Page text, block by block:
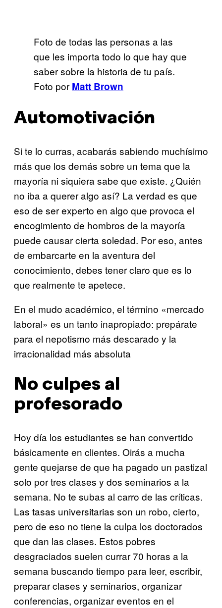
Foto de todas las personas a las
que les importa todo lo que hay que
saber sobre la historia de tu país.
Foto por Matt Brown
Automotivación
Si te lo curras, acabarás sabiendo muchísimo
más que los demás sobre un tema que la
mayoría ni siquiera sabe que existe. ¿Quién
no iba a querer algo así? La verdad es que
eso de ser experto en algo que provoca el
encogimiento de hombros de la mayoría
puede causar cierta soledad. Por eso, antes
de embarcarte en la aventura del
conocimiento, debes tener claro que es lo
que realmente te apetece.
En el mudo académico, el término «mercado
laboral» es un tanto inapropiado: prepárate
para el nepotismo más descarado y la
irracionalidad más absoluta
No culpes al
profesorado
Hoy día los estudiantes se han convertido
básicamente en clientes. Oirás a mucha
gente quejarse de que ha pagado un pastizal
solo por tres clases y dos seminarios a la
semana. No te subas al carro de las críticas.
Las tasas universitarias son un robo, cierto,
pero de eso no tiene la culpa los doctorados
que dan las clases. Estos pobres
desgraciados suelen currar 70 horas a la
semana buscando tiempo para leer, escribir,
preparar clases y seminarios, organizar
conferencias, organizar eventos en el